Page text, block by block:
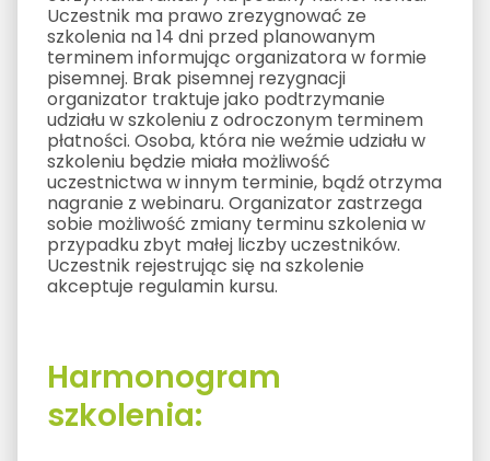
Uczestnik ma prawo zrezygnować ze
szkolenia na 14 dni przed planowanym
terminem informując organizatora w formie
pisemnej. Brak pisemnej rezygnacji
organizator traktuje jako podtrzymanie
udziału w szkoleniu z odroczonym terminem
płatności. Osoba, która nie weźmie udziału w
szkoleniu będzie miała możliwość
uczestnictwa w innym terminie, bądź otrzyma
nagranie z webinaru. Organizator zastrzega
sobie możliwość zmiany terminu szkolenia w
przypadku zbyt małej liczby uczestników.
Uczestnik rejestrując się na szkolenie
akceptuje regulamin kursu.
Harmonogram
szkolenia: